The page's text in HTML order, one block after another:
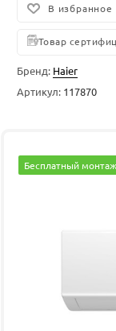
В избранное
Товар
Бренд: Haier
Артикул: 117870
Бесплатный монтаж